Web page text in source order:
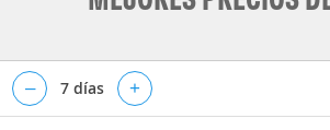
– 7 días +